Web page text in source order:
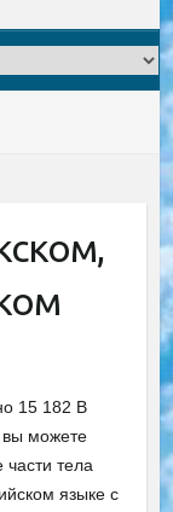
15 182 В
вы можете
части тела
языке с